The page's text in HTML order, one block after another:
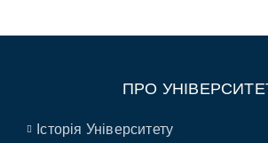
ПРО
Історія Університету